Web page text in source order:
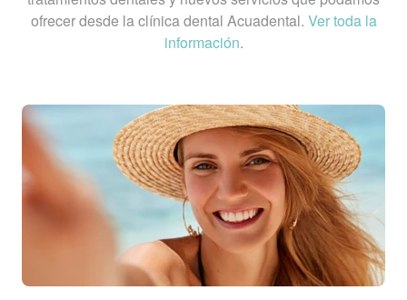
ofrecer desde la clínica dental Acuadental. Ver toda la
información.